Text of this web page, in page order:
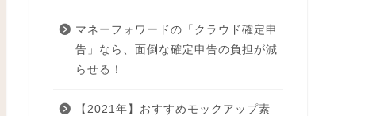
マネーフォワードの「クラウド確定申
告」なら、面倒な確定申告の負担が減
らせる！
【2021年】おすすめモックアップ素